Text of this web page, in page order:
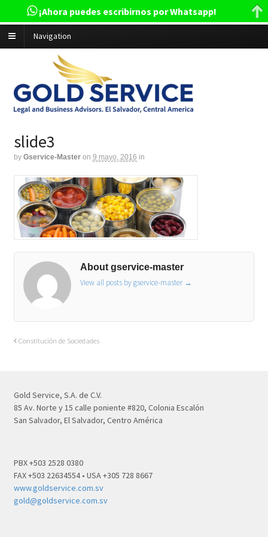
Navigation
slide3
by Gservice-Master on 9 mayo, 2016 in
About gservice-master
View all posts by gservice-master →
Constitución de Sociedades
Gold Service, S.A. de C.V.
85 Av. Norte y 15 calle poniente #820, Colonia Escalón
San Salvador, El Salvador, Centro América
PBX +503 2528 0380
FAX +503 22634554 • USA +305 728 8667
www.goldservice.com.sv
gold@goldservice.com.sv
¡Ahora puedes escribirnos por Whatsapp!